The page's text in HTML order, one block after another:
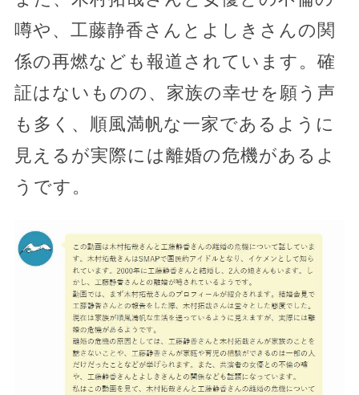
噂や、工藤静香さんとよしきさんの関
係の再燃なども報道されています。確
証はないものの、家族の幸せを願う声
も多く、順風満帆な一家であるように
見えるが実際には離婚の危機があるよ
うです。